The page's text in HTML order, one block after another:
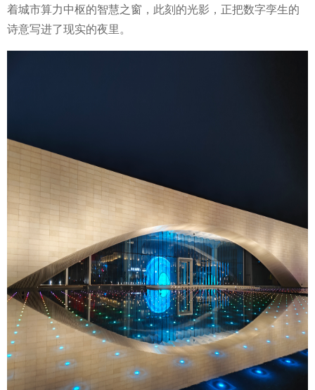
着城市算力中枢的智慧之窗，此刻的光影，正把数字孪生的
诗意写进了现实的夜里。